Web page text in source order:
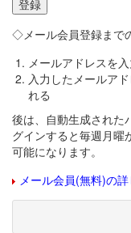
◇メール会員登録まで
メールアドレスを入
入力したメールア
れる
後は、自動生成された
グインすると毎週月曜
可能になります。
メール会員(無料)の